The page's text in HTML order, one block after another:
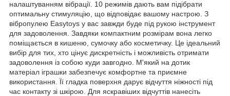
налаштуванням вібрації. 10 режимів дають вам підібрати
оптимальну стимуляцію, що відповідає вашому настрою. З
вібропулею Easytoys у вас завжди буде під рукою інструмент
для задоволення. Завдяки компактним розмірам вона легко
поміщається в кишеню, сумочку або косметичку. Це ідеальний
вибір для тих, хто цінує дискретність і можливість отримати
задоволення із собою куди завгодно. М'який на дотик
матеріал іграшки забезпечує комфортне та приємне
використання. Її гладка поверхня дарує відчуття ніжності під
час контакту зі шкірою. Для яскравіших відчуттів нанесіть